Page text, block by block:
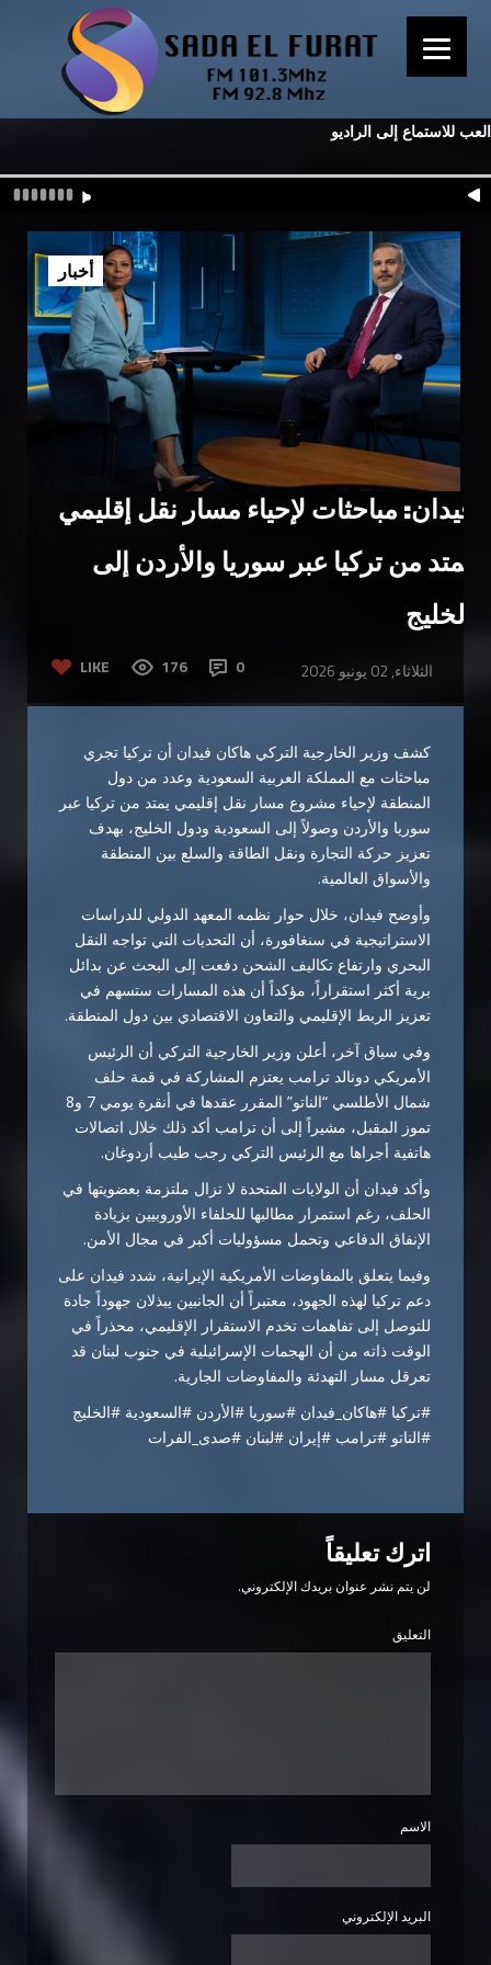
العب للاستماع إلى الراديو
فيدان: مباحثات لإحياء مسار نقل إقليمي
يمتد من تركيا عبر سوريا والأردن إلى
الخليج
LIKE 176 0 الثلاثاء, 02 يونيو 2026
أخبار
كشف وزير الخارجية التركي هاكان فيدان أن تركيا تجري
مباحثات مع المملكة العربية السعودية وعدد من دول
المنطقة لإحياء مشروع مسار نقل إقليمي يمتد من تركيا عبر
سوريا والأردن وصولاً إلى السعودية ودول الخليج، بهدف
تعزيز حركة التجارة ونقل الطاقة والسلع بين المنطقة
والأسواق العالمية.
وأوضح فيدان، خلال حوار نظمه المعهد الدولي للدراسات
الاستراتيجية في سنغافورة، أن التحديات التي تواجه النقل
البحري وارتفاع تكاليف الشحن دفعت إلى البحث عن بدائل
برية أكثر استقراراً، مؤكداً أن هذه المسارات ستسهم في
تعزيز الربط الإقليمي والتعاون الاقتصادي بين دول المنطقة.
وفي سياق آخر، أعلن وزير الخارجية التركي أن الرئيس
الأمريكي دونالد ترامب يعتزم المشاركة في قمة حلف
شمال الأطلسي “الناتو” المقرر عقدها في أنقرة يومي 7 و8
تموز المقبل، مشيراً إلى أن ترامب أكد ذلك خلال اتصالات
هاتفية أجراها مع الرئيس التركي رجب طيب أردوغان.
وأكد فيدان أن الولايات المتحدة لا تزال ملتزمة بعضويتها في
الحلف، رغم استمرار مطالبها للحلفاء الأوروبيين بزيادة
الإنفاق الدفاعي وتحمل مسؤوليات أكبر في مجال الأمن.
وفيما يتعلق بالمفاوضات الأمريكية الإيرانية، شدد فيدان على
دعم تركيا لهذه الجهود، معتبراً أن الجانبين يبذلان جهوداً جادة
للتوصل إلى تفاهمات تخدم الاستقرار الإقليمي، محذراً في
الوقت ذاته من أن الهجمات الإسرائيلية في جنوب لبنان قد
تعرقل مسار التهدئة والمفاوضات الجارية.
#تركيا #هاكان_فيدان #سوريا #الأردن #السعودية #الخليج
#الناتو #ترامب #إيران #لبنان #صدى_الفرات
اترك تعليقاً
لن يتم نشر عنوان بريدك الإلكتروني.
التعليق
الاسم
البريد الإلكتروني